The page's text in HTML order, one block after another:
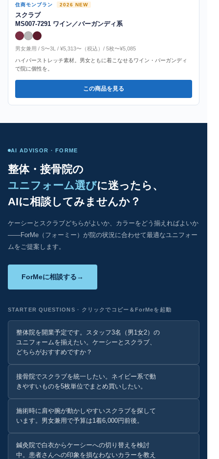
住商モンブラン 2026 NEW
スクラブ
MS007-7291 ワイン／バーガンディ系
男女兼用 / S〜3L / ¥5,313〜（税込）/ 5枚〜¥5,085
ハイパーストレッチ素材。男女ともに着こなせるワイン・バーガンディ
で院に個性を。
この商品を見る
AI ADVISOR · FORME
整体・接骨院の
ユニフォーム選びに迷ったら、
AIに相談してみませんか？
ケーシーとスクラブどちらがよいか、カラーをどう揃えればよいか
——ForMe（フォーミー）が院の状況に合わせて最適なユニフォー
ムをご提案します。
ForMeに相談する
STARTER QUESTIONS · クリックでコピー＆ForMeを起動
整体院を開業予定です。スタッフ3名（男1女2）の
ユニフォームを揃えたい。ケーシーとスクラブ、
どちらがおすすめですか？
接骨院でスクラブを統一したい。ネイビー系で動
きやすいものを5枚単位でまとめ買いしたい。
施術時に肩や腕が動かしやすいスクラブを探して
います。男女兼用で予算は1着6,000円前後。
鍼灸院で白衣からケーシーへの切り替えを検討
中。患者さんへの印象を損なわないカラーを教え